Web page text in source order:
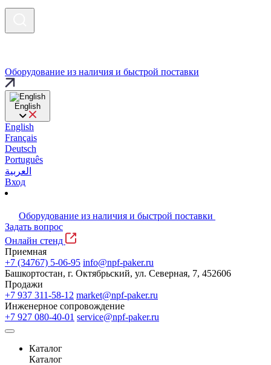
Оборудование из наличия и быстрой поставки
English
English
Français
Deutsch
Português
العربية
Вход
Оборудование из наличия и быстрой поставки
Задать вопрос
Онлайн стенд
Приемная
+7 (34767) 5-06-95 info@npf-paker.ru
Башкортостан, г. Октябрьский, ул. Северная, 7, 452606
Продажи
+7 937 311-58-12 market@npf-paker.ru
Инженерное сопровождение
+7 927 080-40-01 service@npf-paker.ru
Каталог
Каталог